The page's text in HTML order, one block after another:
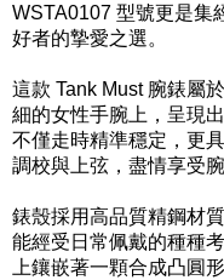
WSTA0107 型號更是集
好者的摯愛之選。
這款 Tank Must 腕錶屬
細的女性手腕上，呈現
不僅走時精準穩定，更
調校與上弦，盡情享受
錶殼採用高品質精鋼材
能經受日常佩戴的種種
上鑲嵌著一顆合成凸圓